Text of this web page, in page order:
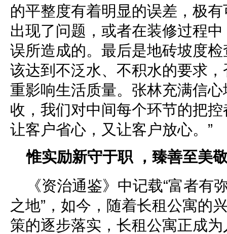
的平整度有着明显的误差，极
出现了问题，或者在装修过程
误所造成的。最后是地砖坡度
该达到不泛水、不积水的要求
重影响生活质量。张林充满信
收，我们对中间每个环节的把
让客户省心，又让客户放心。”
惟实励新守于职 ，臻善至美
《资治通鉴》中记载“富者有
之地”，如今，随着长租公寓的
策的逐步落实，长租公寓正成